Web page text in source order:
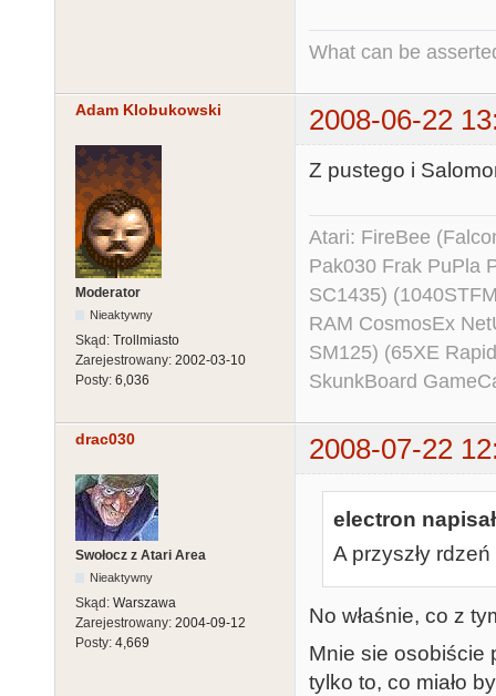
What can be
Adam Klobukowski 2008-06-22
Moderator
Nieaktywny
Skąd: Trollmiasto
Zarejestrowany: 2002-03-10
Posty: 6,036
Z pustego i
Atari: FireBee
Pak030 Frak PuPla
SC1435)
RAM CosmosEx
SM125) (65XE
SkunkBoard
drac030 2008-07-22
Swołocz z Atari Area
Nieaktywny
Skąd: Warszawa
Zarejestrowany: 2004-09-12
Posty: 4,669
electron
A przyszły
No właśnie, co z
Mnie sie osobiście
tylko to, co miało